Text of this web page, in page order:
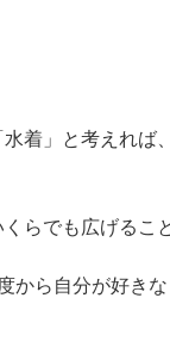
着」と考えれば
らでも広げるこ
から自分が好き